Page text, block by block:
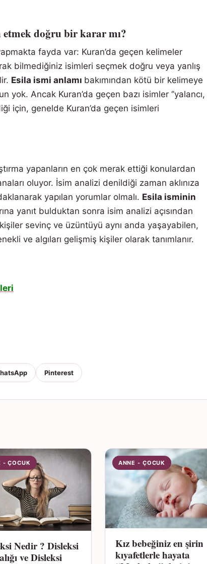
doğru bir karar mı?
fayda var: Kuran’da geçen kelimeler
bilmediğiniz isimleri seçmek doğru veya yanlış
Esila ismi anlamı bakımından kötü bir kelimeye
Ancak Kuran’da geçen bazı isimler ‘’yalancı,
için, genelde Kuran’da geçen isimleri
yapanların en çok merak ettiği konulardan
oluyor. İsim analizi denildiği zaman aklınıza
yapılan yorumlar olmalı. Esila isminin
yanıt bulduktan sonra isim analizi açısından
sevinç ve üzüntüyü aynı anda yaşayabilen,
ve algıları gelişmiş kişiler olarak tanımlanır.
Pinterest
- ÇOCUK
Nedir ? Disleksi
ve Disleksi
ANNE - ÇOCUK
Kız bebeğiniz en şirin
kıyafetlerle hayata